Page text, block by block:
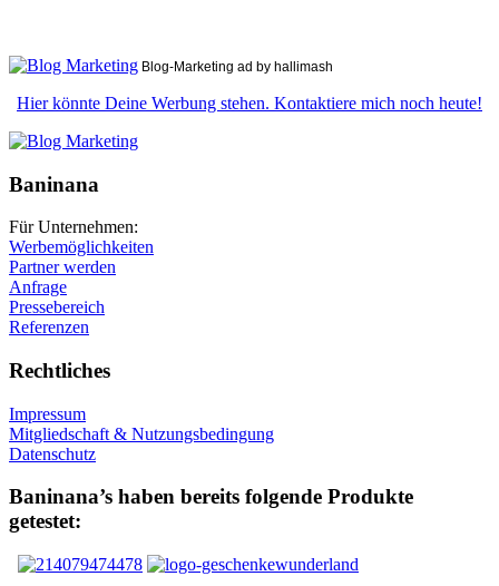
Blog-Marketing ad by hallimash
Hier könnte Deine Werbung stehen. Kontaktiere mich noch heute!
Baninana
Für Unternehmen:
Werbemöglichkeiten
Partner werden
Anfrage
Pressebereich
Referenzen
Rechtliches
Impressum
Mitgliedschaft & Nutzungsbedingung
Datenschutz
Baninana’s haben bereits folgende Produkte
getestet: